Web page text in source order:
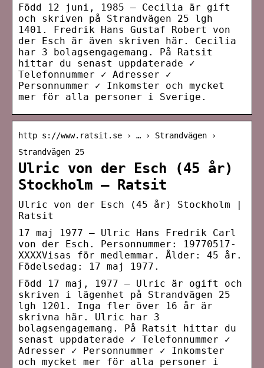
Född 12 juni, 1985 – Cecilia är gift
och skriven på Strandvägen 25 lgh
1401. Fredrik Hans Gustaf Robert von
der Esch är även skriven här. Cecilia
har 3 bolagsengagemang. På Ratsit
hittar du senast uppdaterade ✓
Telefonnummer ✓ Adresser ✓
Personnummer ✓ Inkomster och mycket
mer för alla personer i Sverige.
http s://www.ratsit.se › … › Strandvägen ›
Strandvägen 25
Ulric von der Esch (45 år)
Stockholm – Ratsit
Ulric von der Esch (45 år) Stockholm |
Ratsit
17 maj 1977 — Ulric Hans Fredrik Carl
von der Esch. Personnummer: 19770517-
XXXXVisas för medlemmar. Ålder: 45 år.
Födelsedag: 17 maj 1977.
Född 17 maj, 1977 – Ulric är ogift och
skriven i lägenhet på Strandvägen 25
lgh 1201. Inga fler över 16 år är
skrivna här. Ulric har 3
bolagsengagemang. På Ratsit hittar du
senast uppdaterade ✓ Telefonnummer ✓
Adresser ✓ Personnummer ✓ Inkomster
och mycket mer för alla personer i